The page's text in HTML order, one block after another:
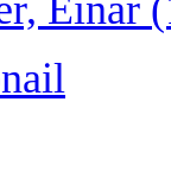
Einar